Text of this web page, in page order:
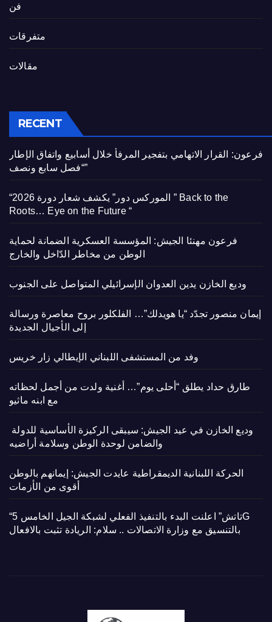
فن
متفرقات
مقالات
RECENT
فرعون: القرار الاتهامي بتفجير المرفأ خلال أسابيع واتفاق الإطار
“فصل سابع ونصف”
“الموركس دور” يكشف شعار دورة 2026 ” Back to the
Roots… Eye on the Future “
فرعون مهنئا الجيش: المؤسسة العسكرية الضمانة لحماية
الوطن من مخاطر الدّاخل والخارج
وديع الخازن يدين العدوان الإسرائيلي المتواصل على الجنوب
إيمان منصور تجدّد “يا هويدلك”… الفلكلور بروح معاصرة ورسالة
إلى الأجيال الجديدة
وفد من المستشفى اللبناني الإيطالي زار خريس
طارق حداد يطلق “أحلى يوم”… أغنية ولدت من أجمل لحظاته
مع ابنه ماثيو
والضامن لوحدة الوطن وسلامة أراضيه
الحركة اللبنانية الديمقراطية عايدت الجيش: إيمانهم بالوطن
أقوى من الأزمات
“تاتش” اعلنت البدء بالتنفيذ الفعلي لشبكة الجيل الخامس 5G
بالتنسيق مع وزارة الاتصالات .. سلام: الريادة تثبت بالافعال